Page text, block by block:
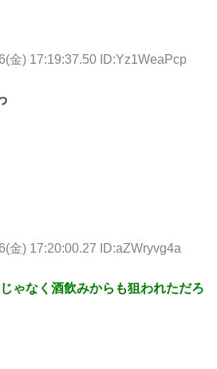
金) 17:19:37.50 ID:Yz1WeaPcp
金) 17:20:00.27 ID:aZWryvg4a
ゃなく酒飲みからも狙われただろ